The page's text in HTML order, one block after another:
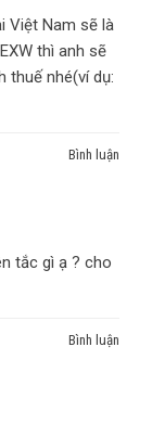
Việt Nam sẽ là
thì anh sẽ
thuế nhé(ví dụ:
Bình luận
tắc gì ạ ? cho
Bình luận